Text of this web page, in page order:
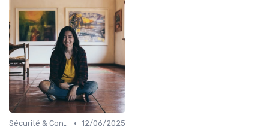
Sécurité & Conformité • 12/06/2025